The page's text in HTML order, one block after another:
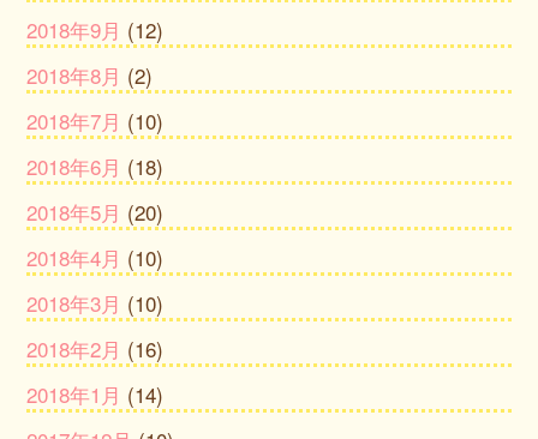
2018年9月 (12)
2018年8月 (2)
2018年7月 (10)
2018年6月 (18)
2018年5月 (20)
2018年4月 (10)
2018年3月 (10)
2018年2月 (16)
2018年1月 (14)